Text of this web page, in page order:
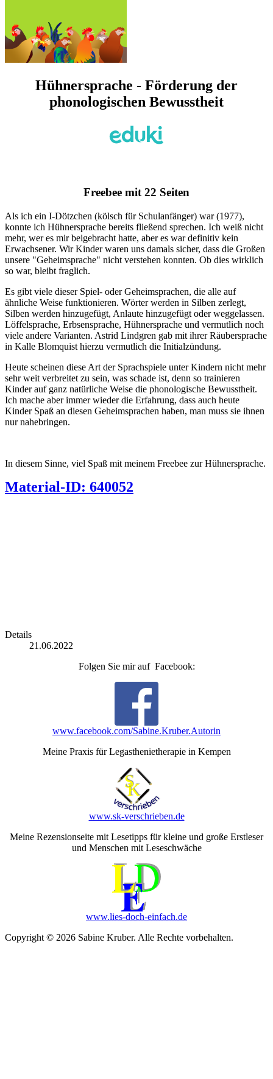
Hühnersprache - Förderung der
phonologischen Bewusstheit
Freebee mit 22 Seiten
Als ich ein I-Dötzchen (kölsch für Schulanfänger) war (1977),
konnte ich Hühnersprache bereits fließend sprechen. Ich weiß nicht
mehr, wer es mir beigebracht hatte, aber es war definitiv kein
Erwachsener. Wir Kinder waren uns damals sicher, dass die Großen
unsere "Geheimsprache" nicht verstehen konnten. Ob dies wirklich
so war, bleibt fraglich.
Es gibt viele dieser Spiel- oder Geheimsprachen, die alle auf
ähnliche Weise funktionieren. Wörter werden in Silben zerlegt,
Silben werden hinzugefügt, Anlaute hinzugefügt oder weggelassen.
Löffelsprache, Erbsensprache, Hühnersprache und vermutlich noch
viele andere Varianten. Astrid Lindgren gab mit ihrer Räubersprache
in Kalle Blomquist hierzu vermutlich die Initialzündung.
Heute scheinen diese Art der Sprachspiele unter Kindern nicht mehr
sehr weit verbreitet zu sein, was schade ist, denn so trainieren
Kinder auf ganz natürliche Weise die phonologische Bewusstheit.
Ich mache aber immer wieder die Erfahrung, dass auch heute
Kinder Spaß an diesen Geheimsprachen haben, man muss sie ihnen
nur nahebringen.
In diesem Sinne, viel Spaß mit meinem Freebee zur Hühnersprache.
Material-ID: 640052
Details
21.06.2022
Folgen Sie mir auf Facebook:
www.facebook.com/Sabine.Kruber.Autorin
Meine Praxis für Legasthenietherapie in Kempen
www.sk-verschrieben.de
Meine Rezensionseite mit Lesetipps für kleine und große Erstleser
und Menschen mit Leseschwäche
www.lies-doch-einfach.de
Copyright © 2026 Sabine Kruber. Alle Rechte vorbehalten.